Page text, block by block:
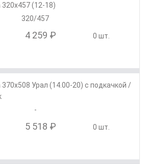
(12-18)
320/457
4 259 ₽ 0 шт.
Урал (14.00-20) с подкачкой /
-
5 518 ₽ 0 шт.